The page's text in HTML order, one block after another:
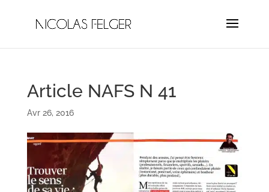
Article NAFS N 41
Avr 26, 2016